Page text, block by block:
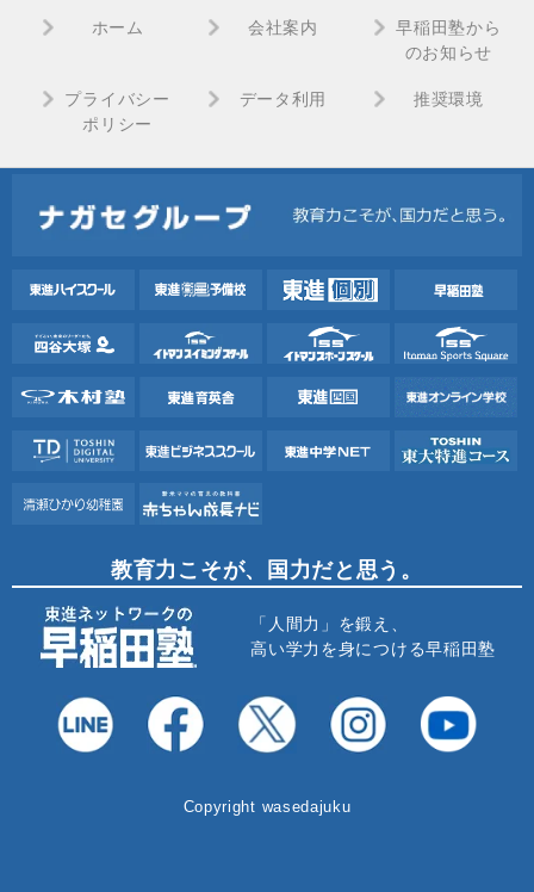
ホーム 会社案内
早稲田塾から
のお知らせ
プライバシー
ポリシー
データ利用 推奨環境
教育力こそが、国力だと思う。
「人間力」を鍛え、
高い学力を身につける早稲田塾
Copyright wasedajuku